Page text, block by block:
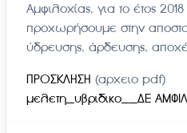
Αμφιλοχίας, για το έτος
προχωρήσουμε στην
ύδρευσης, άρδευσης,
ΠΡΟΣΚΛΗΣΗ (αρχειο pdf)
μελετη_υβριδικο__ΔΕ